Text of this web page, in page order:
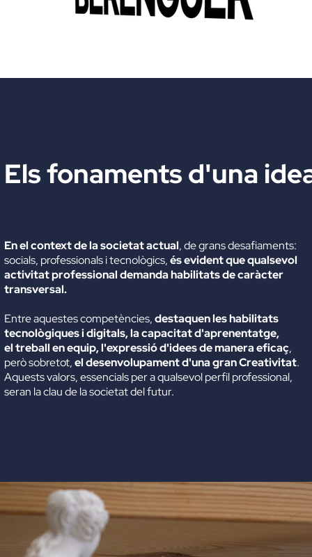
Els fonaments d'una
En el context de la societat actual, de grans desafiaments:
socials, professionals i tecnològics,és evident que qualsevol
activitat professional demanda habilitats de caràcter
transversal.
Entre aquestes competències,destaquen les habilitats
tecnològiques i digitals, la capacitat d'aprenentatge,
el treballen equip, l'expressió d'idees de manera eficaç,
però sobretot,el desenvolupament d'una gran Creativitat.
Aquests valors, essencials per a qualsevol perfil professional,
seran la clau de la societat del futur.